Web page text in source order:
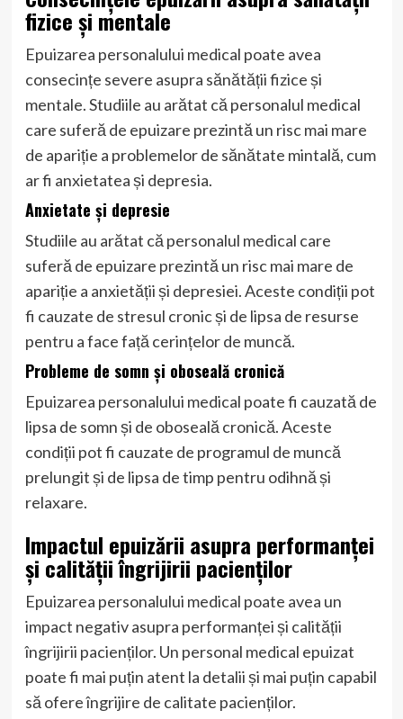
fizice și mentale
Epuizarea personalului medical poate avea
consecințe severe asupra sănătății fizice și
mentale. Studiile au arătat că personalul medical
care suferă de epuizare prezintă un risc mai mare
de apariție a problemelor de sănătate mintală, cum
ar fi anxietatea și depresia.
Anxietate și depresie
Studiile au arătat că personalul medical care
suferă de epuizare prezintă un risc mai mare de
apariție a anxietății și depresiei. Aceste condiții pot
fi cauzate de stresul cronic și de lipsa de resurse
pentru a face față cerințelor de muncă.
Probleme de somn și oboseală cronică
Epuizarea personalului medical poate fi cauzată de
lipsa de somn și de oboseală cronică. Aceste
condiții pot fi cauzate de programul de muncă
prelungit și de lipsa de timp pentru odihnă și
relaxare.
Impactul epuizării asupra performanței
și calității îngrijirii pacienților
Epuizarea personalului medical poate avea un
impact negativ asupra performanței și calității
îngrijirii pacienților. Un personal medical epuizat
poate fi mai puțin atent la detalii și mai puțin capabil
să ofere îngrijire de calitate pacienților.